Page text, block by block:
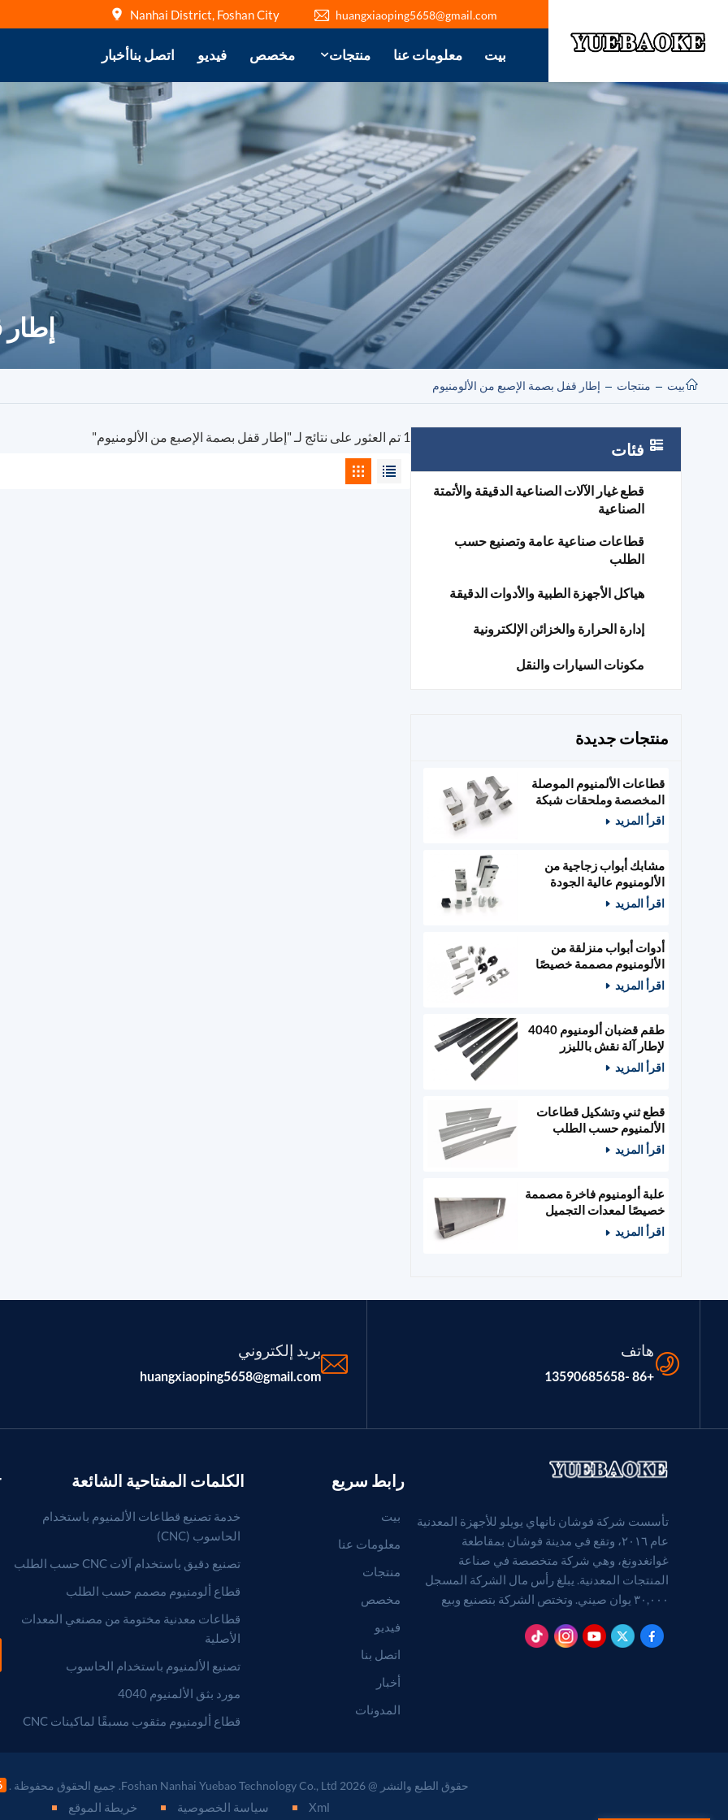
huangxiaoping5658@gmail.com
Nanhai District, Foshan City
بيت معلومات عنا منتجات مخصص فيديو اتصل بناأخبار
إطار
بيت منتجات إطار قفل بصمة الإصبع من الألومنيوم
فئات
قطع غيار الآلات الصناعية الدقيقة والأتمتة
الصناعية
قطاعات صناعية عامة وتصنيع حسب
الطلب
هياكل الأجهزة الطبية والأدوات الدقيقة
إدارة الحرارة والخزائن الإلكترونية
مكونات السيارات والنقل
منتجات جديدة
قطاعات الألمنيوم الموصلة
المخصصة وملحقات شبكة
الطاقة
اقرأ المزيد
مشابك أبواب زجاجية من
الألومنيوم عالية الجودة
مصممة حسب الطلب،
وأدوات أبواب خشبية
اقرأ المزيد
أدوات أبواب منزلقة من
الألومنيوم مصممة خصيصًا
ومثبتات زجاجية
اقرأ المزيد
طقم قضبان ألومنيوم 4040
لإطار آلة نقش بالليزر
400x400 مم
اقرأ المزيد
قطع ثني وتشكيل قطاعات
الألمنيوم حسب الطلب
اقرأ المزيد
علبة ألومنيوم فاخرة مصممة
خصيصًا لمعدات التجميل
والصالونات
اقرأ المزيد
1 تم العثور على نتائج لـ "إطار قفل بصمة الإصبع من الألومنيوم"
هاتف
+86 -13590685658
بريد إلكتروني
huangxiaoping5658@gmail.com
تأسست شركة فوشان نانهاي يويلو للأجهزة المعدنية
عام ٢٠١٦، وتقع في مدينة فوشان بمقاطعة
غوانغدونغ، وهي شركة متخصصة في صناعة
المنتجات المعدنية. يبلغ رأس مال الشركة المسجل
٣٠,٠٠٠ يوان صيني. وتختص الشركة بتصنيع وبيع
موافقة قانونية، لا يجوز ممارسة الأنشطة التجارية إلا
رابط سريع
بيت
معلومات عنا
منتجات
مخصص
فيديو
اتصل بنا
أخبار
المدونات
الكلمات المفتاحية الشائعة
خدمة تصنيع قطاعات الألمنيوم باستخدام
الحاسوب (CNC)
تصنيع دقيق باستخدام آلات CNC حسب الطلب
قطاع ألومنيوم مصمم حسب الطلب
قطاعات معدنية مختومة من مصنعي المعدات
الأصلية
تصنيع الألمنيوم باستخدام الحاسوب
مورد بثق الألمنيوم 4040
قطاع ألومنيوم مثقوب مسبقًا لماكينات CNC
حقوق الطبع والنشر @ 2026 Foshan Nanhai Yuebao Technology Co., Ltd. جميع الحقوق محفوظة .
Xml سياسة الخصوصية خريطة الموقع